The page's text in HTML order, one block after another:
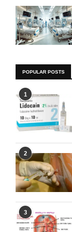
POPULAR POSTS
1
2
3